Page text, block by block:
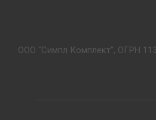
ООО "Симпл Комплект", ОГРН